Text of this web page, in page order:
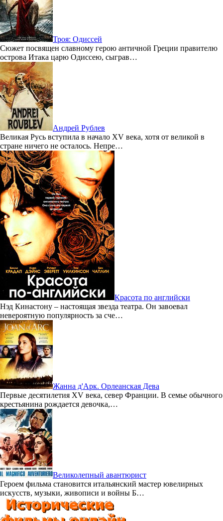
Троя: Одиссей
Сюжет посвящен славному герою античной Греции правителю
острова Итака царю Одиссею, сыграв…
Андрей Рублев
Великая Русь вступила в начало XV века, хотя от великой в
стране ничего не осталось. Непре…
Красота по английски
Нэд Кинастону – настоящая звезда театра. Он завоевал
невероятную популярность за сче…
Жанна д'Арк. Орлеанская Дева
Первые десятилетия XV века, север Франции. В семье обычного
крестьянина рождается девочка,…
Великолепный авантюрист
Героем фильма становится итальянский мастер ювелирных
искусств, музыки, живописи и войны Б…